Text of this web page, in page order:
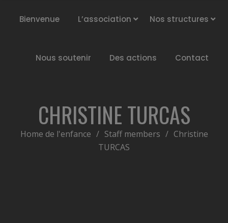
Bienvenue L’association Nos structures
Nous soutenir Des actions Contact
CHRISTINE TURCAS
Home de l'enfance / Staff members / Christine
TURCAS